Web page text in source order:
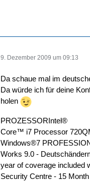
9. Dezember 2009 um 09:13
Da schaue mal im
Da würde ich für deine
holen
PROZESSORIntel®
Core™ i7 Processor
Windows®7
Works 9.0 -
year of coverage included
Security Centre - 15